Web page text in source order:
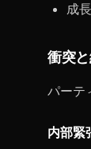
成
衝突
パーテ
内部緊